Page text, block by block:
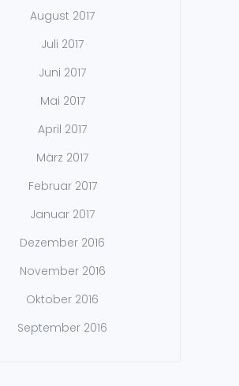
August 2017
Juli 2017
Juni 2017
Mai 2017
April 2017
März 2017
Februar 2017
Januar 2017
Dezember 2016
November 2016
Oktober 2016
September 2016